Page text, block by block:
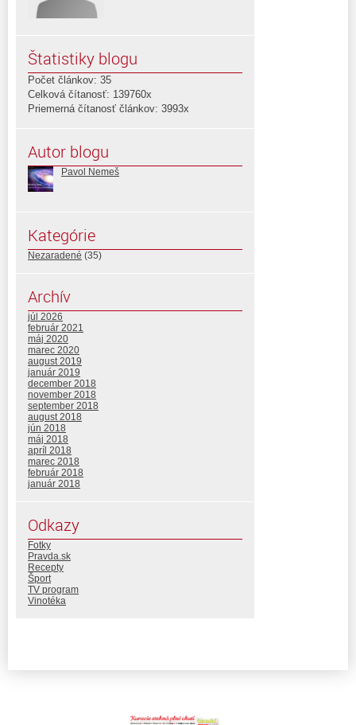
Štatistiky blogu
Počet článkov: 35
Celková čítanosť: 139760x
Priemerná čítanosť článkov: 3993x
Autor blogu
Pavol Nemeš
Kategórie
Nezaradené (35)
Archív
júl 2026
február 2021
máj 2020
marec 2020
august 2019
január 2019
december 2018
november 2018
september 2018
august 2018
jún 2018
máj 2018
apríl 2018
marec 2018
február 2018
január 2018
Odkazy
Fotky
Pravda.sk
Recepty
Šport
TV program
Vinotéka